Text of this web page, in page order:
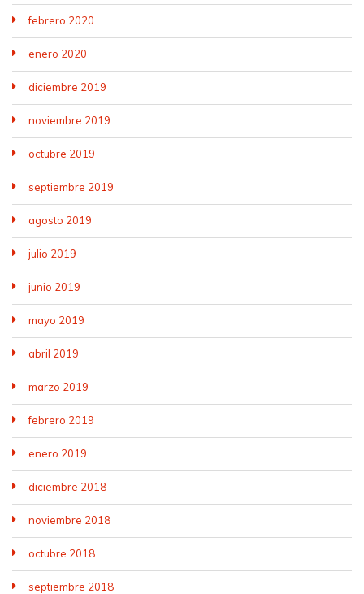
febrero 2020
enero 2020
diciembre 2019
noviembre 2019
octubre 2019
septiembre 2019
agosto 2019
julio 2019
junio 2019
mayo 2019
abril 2019
marzo 2019
febrero 2019
enero 2019
diciembre 2018
noviembre 2018
octubre 2018
septiembre 2018